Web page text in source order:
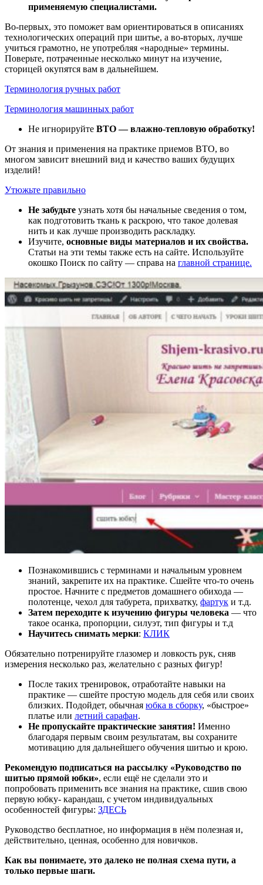
применяемую специалистами.
Во-первых, это поможет вам ориентироваться в описаниях
технологических операций при шитье, а во-вторых, лучше
учиться грамотно, не употребляя «народные» термины.
Поверьте, потраченные несколько минут на изучение,
сторицей окупятся вам в дальнейшем.
Терминология ручных работ
Терминология машинных работ
Не игнорируйте ВТО — влажно-тепловую обработку!
От знания и применения на практике приемов ВТО, во
многом зависит внешний вид и качество ваших будущих
изделий!
Утюжьте правильно
Не забудьте узнать хотя бы начальные сведения о том,
как подготовить ткань к раскрою, что такое долевая
нить и как лучше производить раскладку.
Изучите, основные виды материалов и их свойства.
Статьи на эти темы также есть на сайте. Используйте
окошко Поиск по сайту — справа на главной странице.
Познакомившись с терминами и начальным уровнем
знаний, закрепите их на практике. Сшейте что-то очень
простое. Начните с предметов домашнего обихода —
полотенце, чехол для табурета, прихватку, фартук и т.д.
Затем переходите к изучению фигуры человека — что
такое осанка, пропорции, силуэт, тип фигуры и т.д
Научитесь снимать мерки: КЛИК
Обязательно потренируйте глазомер и ловкость рук, сняв
измерения несколько раз, желательно с разных фигур!
После таких тренировок, отработайте навыки на
практике — сшейте простую модель для себя или своих
близких. Подойдет, обычная юбка в сборку, «быстрое»
платье или летний сарафан.
Не пропускайте практические занятия! Именно
благодаря первым своим результатам, вы сохраните
мотивацию для дальнейшего обучения шитью и крою.
Рекомендую подписаться на рассылку «Руководство по
шитью прямой юбки», если ещё не сделали это и
попробовать применить все знания на практике, сшив свою
первую юбку- карандаш, с учетом индивидуальных
особенностей фигуры: ЗДЕСЬ
Руководство бесплатное, но информация в нём полезная и,
действительно, ценная, особенно для новичков.
Как вы понимаете, это далеко не полная схема пути, а
только первые шаги.